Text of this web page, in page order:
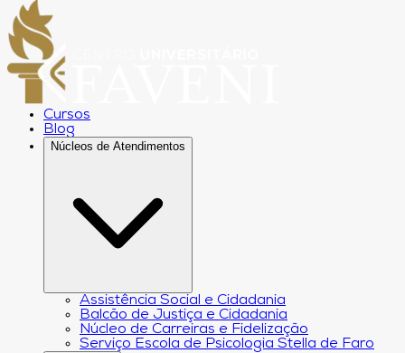
Cursos
Blog
Núcleos de Atendimentos
Assistência Social e Cidadania
Balcão de Justiça e Cidadania
Núcleo de Carreiras e Fidelização
Serviço Escola de Psicologia Stella de Faro